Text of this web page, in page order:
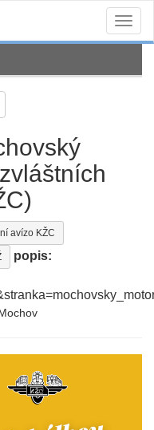
avízo KŽC
popis: